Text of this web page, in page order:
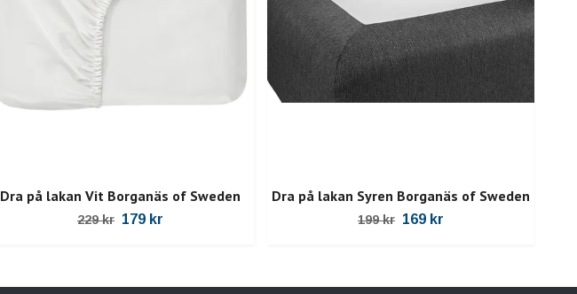
Dra på lakan Vit Borganäs of Sweden
229 kr 179 kr
Dra på lakan Syren Borganäs of Sweden
199 kr 169 kr